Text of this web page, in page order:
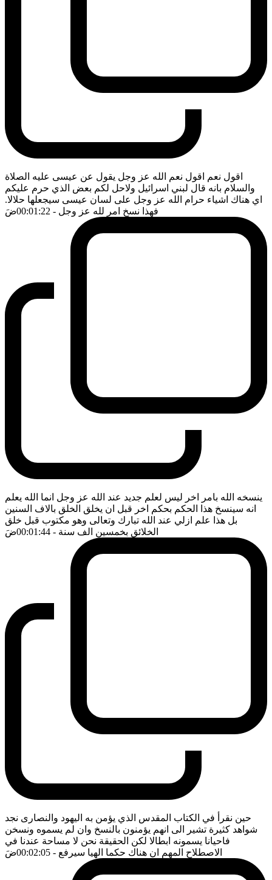
اقول نعم اقول نعم الله عز وجل يقول عن عيسى عليه الصلاة
والسلام بانه قال لبني اسرائيل ولاحل لكم بعض الذي حرم عليكم
اي هناك اشياء حرام الله عز وجل على لسان عيسى سيجعلها حلالا.
فهذا نسخ امر لله عز وجل - 00:01:22 ضَ
ينسخه الله بامر اخر ليس لعلم جديد عند الله عز وجل انما الله يعلم
انه سينسخ هذا الحكم بحكم اخر قبل ان يخلق الخلق بالاف السنين
بل هذا علم ازلي عند الله تبارك وتعالى وهو مكتوب قبل خلق
الخلائق بخمسين الف سنة - 00:01:44 ضَ
حين نقرأ في الكتاب المقدس الذي يؤمن به اليهود والنصارى نجد
شواهد كثيرة تشير الى انهم يؤمنون بالنسخ وان لم يسموه ونسخن
فاحيانا يسمونه ابطالا لكن الحقيقة نحن لا مساحة عندنا في
الاصطلاح المهم ان هناك حكما الهيا سيرفع - 00:02:05 ضَ